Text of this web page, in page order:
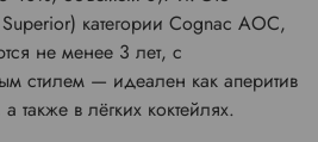
категории Cognac AOC,
не менее 3 лет, с
стилем — идеален как аперитив
в лёгких коктейлях.